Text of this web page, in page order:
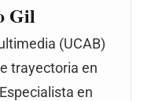
Gil
(UCAB)
trayectoria en
en